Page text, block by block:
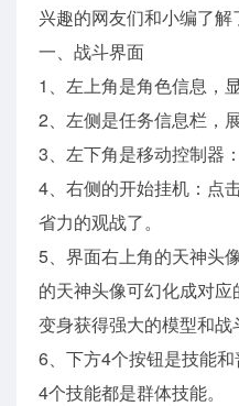
兴趣的网友们和小编了解
一、战斗界面
1、左上角是角色信息，
2、左侧是任务信息栏，
3、左下角是移动控制器
4、右侧的开始挂机：点
省力的观战了。
5、界面右上角的天神头
的天神头像可幻化成对
变身获得强大的模型和战
6、下方4个按钮是技能和
4个技能都是群体技能。